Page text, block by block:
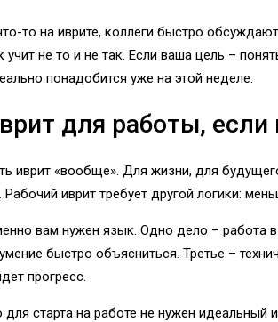
то на иврите, коллеги быстро
не то и не так. Если ваша цель –
понадобится уже на этой неделе.
для работы,
иврит «вообще». Для жизни, для
иврит требует другой логики:
вам нужен язык. Одно дело – работа
быстро объясниться. Третье –
прогресс.
старта на работе не нужен